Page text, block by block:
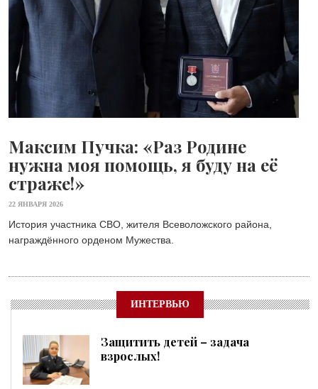
Максим Пучка: «Раз Родине
нужна моя помощь, я буду на её
страже!»
22 ЯНВАРЯ 2026
История участника СВО, жителя Всеволожского района,
награждённого орденом Мужества.
ИНТЕРВЬЮ
Защитить детей – задача
взрослых!